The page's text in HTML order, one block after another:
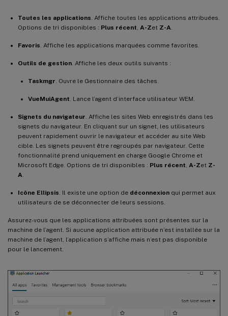
Toutes les applications. Affiche toutes les applications attribuées.
Options de tri disponibles : Plus récent, A-Zet Z-A.
Favoris. Affiche les applications marquées comme favorites.
Outils de gestion. Affiche les deux outils suivants :
Taskmgr. Ouvre le Gestionnaire des tâches.
VueMuiAgent. Lance l’agent d’interface utilisateur WEM.
Signets du navigateur. Affiche les sites Web enregistrés dans les
signets du navigateur. En cliquant sur un signet, les utilisateurs
peuvent rapidement ouvrir le navigateur et accéder au site Web
cible. Les signets peuvent être regroupés par navigateur. Cette
fonctionnalité prend uniquement en charge Google Chrome et
Microsoft Edge. Options de tri disponibles : Plus récent, A-Zet Z-
A.
Icône Ellipsis. Il existe une option de déconnexion qui permet aux
utilisateurs de se déconnecter de leurs sessions.
Assurez-vous que les applications attribuées sont présentes sur la
machine de l’agent. Si aucune application attribuée n’est installée sur la
machine de l’agent, l’application s’affiche mais n’est pas disponible
pour le lancement.